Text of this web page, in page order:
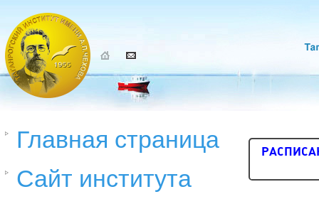
Главная страница
Сайт института